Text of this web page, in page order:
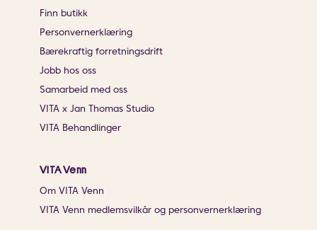
Finn butikk
Personvernerklæring
Bærekraftig forretningsdrift
Jobb hos oss
Samarbeid med oss
VITA x Jan Thomas Studio
VITA Behandlinger
VITA Venn
Om VITA Venn
VITA Venn medlemsvilkår og personvernerklæring